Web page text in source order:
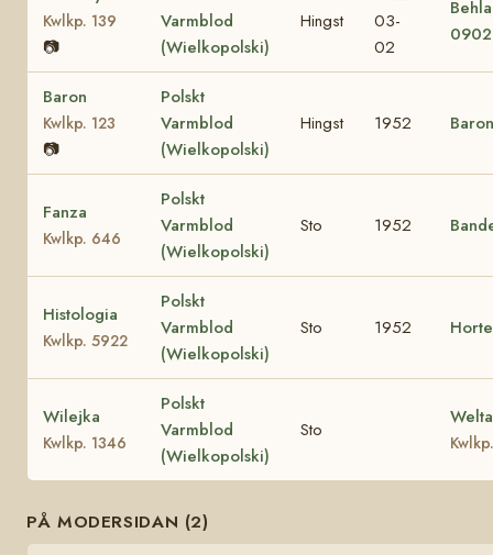
Kwlkp. 139
📷
Varmblod
(Wielkopolski)
Hingst
03-
02
Behla
Baron
Kwlkp. 123
📷
Polskt
Varmblod
(Wielkopolski)
Hingst 1952
Fanza
Kwlkp. 646
Polskt
Varmblod
(Wielkopolski)
Sto 1952
Histologia
Kwlkp. 5922
Polskt
Varmblod
(Wielkopolski)
Sto 1952
Wilejka
Kwlkp. 1346
Polskt
Varmblod
(Wielkopolski)
Sto
PÅ MODERSIDAN (2)